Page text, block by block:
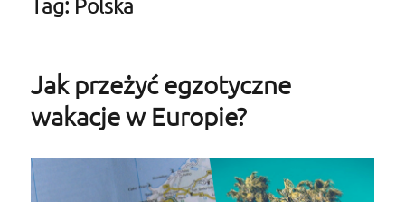
Tag: Polska
Jak przeżyć egzotyczne
wakacje w Europie?